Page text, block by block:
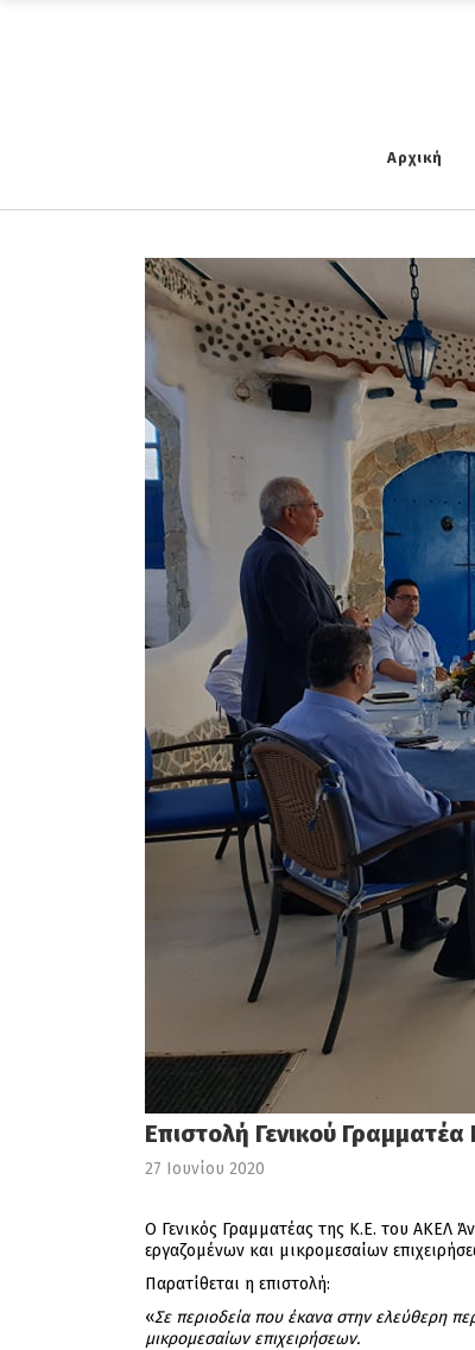
Αρχική
Επιστολή Γενικού
27 Ιουνίου 2020
Ο Γενικός Γραμματέας της Κ.Ε. του ΑΚΕΛ
εργαζομένων και μικρομεσαίων
Παρατίθεται η επιστολή:
«Σε περιοδεία που έκανα στην ελεύθερη
μικρομεσαίων επιχειρήσεων.